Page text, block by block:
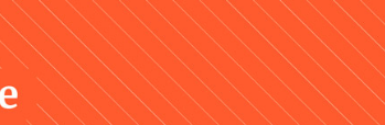
Skip
to
content